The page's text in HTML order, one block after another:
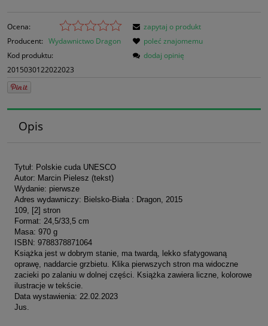
Ocena:
Producent: Wydawnictwo Dragon
Kod produktu:
2015030122022023
zapytaj o produkt
poleć znajomemu
dodaj opinię
Opis
Tytuł: Polskie cuda UNESCO
Autor: Marcin Pielesz (tekst)
Wydanie: pierwsze
Adres wydawniczy: Bielsko-Biała : Dragon, 2015
109, [2] stron
Format: 24,5/33,5 cm
Masa: 970 g
ISBN: 9788378871064
Książka jest w dobrym stanie, ma twardą, lekko sfatygowaną
oprawę, naddarcie grzbietu. Klika pierwszych stron ma widoczne
zacieki po zalaniu w dolnej części. Książka zawiera liczne, kolorowe
ilustracje w tekście.
Data wystawienia: 22.02.2023
Jus.